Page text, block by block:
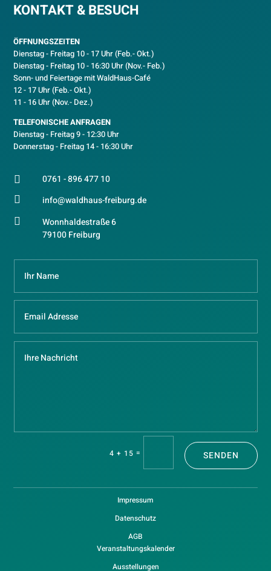
KONTAKT & BESUCH
ÖFFNUNGSZEITEN
Dienstag - Freitag 10 - 17 Uhr (Feb.- Okt.)
Dienstag - Freitag 10 - 16:30 Uhr (Nov.- Feb.)
Sonn- und Feiertage mit WaldHaus-Café
12 - 17 Uhr (Feb.- Okt.)
11 - 16 Uhr (Nov.- Dez.)
TELEFONISCHE ANFRAGEN
Dienstag - Freitag 9 - 12:30 Uhr
Donnerstag - Freitag 14 - 16:30 Uhr
 0761 - 896 477 10
 info@waldhaus-freiburg.de

Wonnhaldestraße 6
79100 Freiburg
4 + 15 = SENDEN
Impressum
Datenschutz
AGB
Veranstaltungskalender
Ausstellungen